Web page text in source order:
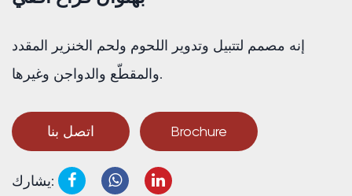
إنه مصمم لتتبيل وتدوير اللحوم ولحم الخنزير المقدد
والمقطّع والدواجن وغيرها.
اتصل بنا Brochure
يشارك: